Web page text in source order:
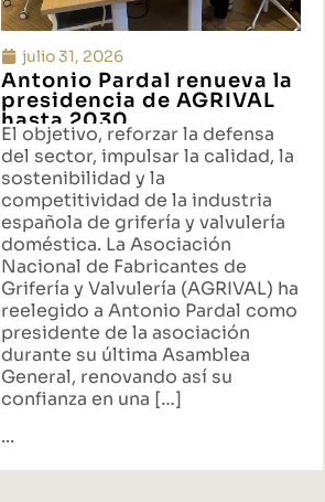
julio 31, 2026
Antonio Pardal renueva la
presidencia de AGRIVAL
hasta 2030
El objetivo, reforzar la defensa
del sector, impulsar la calidad, la
sostenibilidad y la
competitividad de la industria
española de grifería y valvulería
doméstica. La Asociación
Nacional de Fabricantes de
Grifería y Valvulería (AGRIVAL) ha
reelegido a Antonio Pardal como
presidente de la asociación
durante su última Asamblea
General, renovando así su
confianza en una […]
...